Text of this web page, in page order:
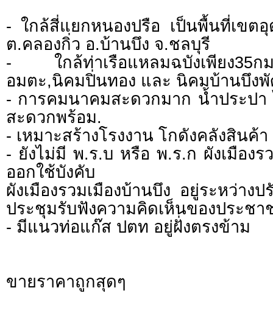
- ใกล้สี่แยกหนองปรือ เป็นพื้นที่เขต
ต.คลองกิ่ว อ.บ้านบึง จ.ชลบุรี
- ใกล้ท่าเรือแหลมฉบังเพียง35ก
อมตะ,นิคมปิ่นทอง และ นิคมบ้านบึง
- การคมนาคมสะดวกมาก น้ำประป
สะดวกพร้อม.
- เหมาะสร้างโรงงาน โกดังคลังสินค้า
- ยังไม่มี พ.ร.บ หรือ พ.ร.ก ผังเมือง
ออกใช้บังคับ
ผังเมืองรวมเมืองบ้านบึง อยู่ระหว่าง
ประชุมรับฟังความคิดเห็นของประชา
- มีแนวท่อแก๊ส ปตท อยู่ฝั่งตรงข้าม
ขายราคาถูกสุดๆ